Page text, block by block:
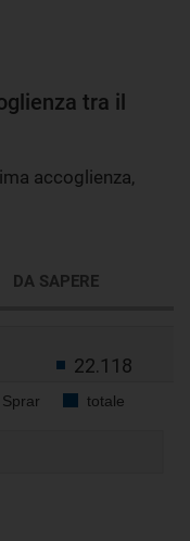
tra il
accoglienza,
DA SAPERE